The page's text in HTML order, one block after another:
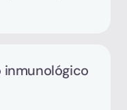
inmunológico